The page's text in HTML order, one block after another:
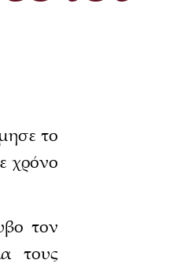
το
χρόνο
τον
τους